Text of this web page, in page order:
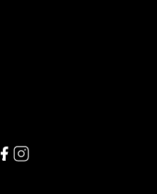
Link missing Display text from
Link missing Display text